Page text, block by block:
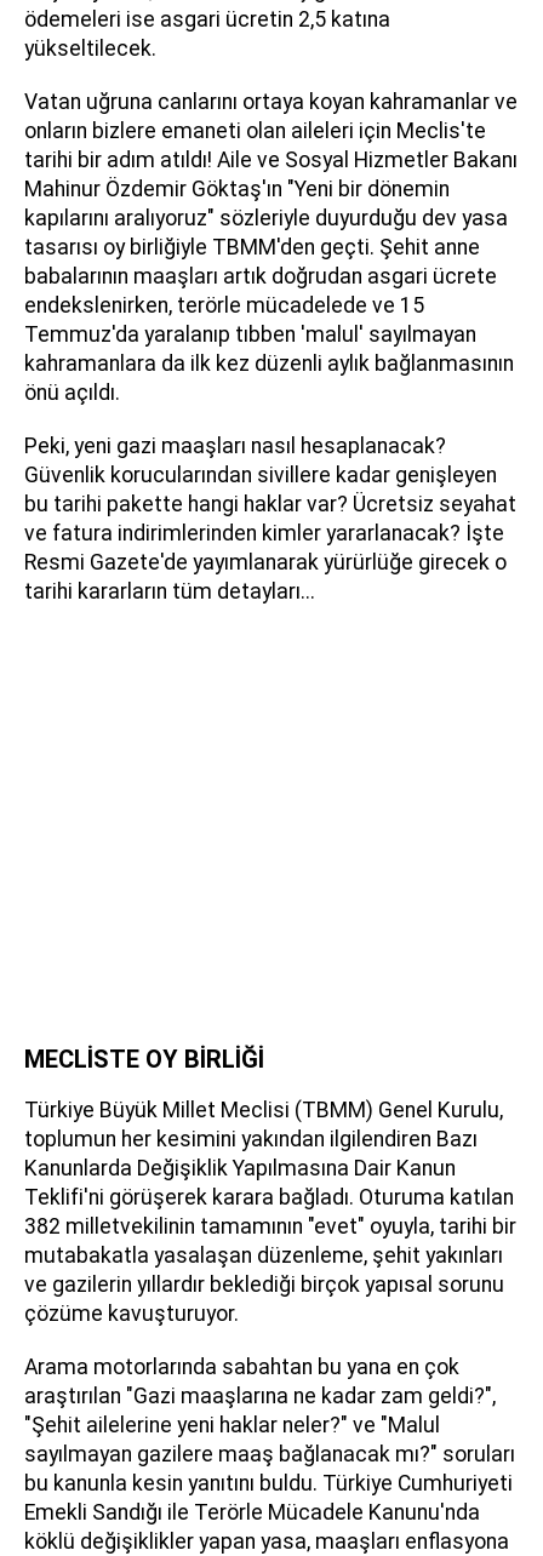
ödemeleri ise asgari ücretin 2,5 katına
yükseltilecek.
Vatan uğruna canlarını ortaya koyan kahramanlar ve
onların bizlere emaneti olan aileleri için Meclis'te
tarihi bir adım atıldı! Aile ve Sosyal Hizmetler Bakanı
Mahinur Özdemir Göktaş'ın "Yeni bir dönemin
kapılarını aralıyoruz" sözleriyle duyurduğu dev yasa
tasarısı oy birliğiyle TBMM'den geçti. Şehit anne
babalarının maaşları artık doğrudan asgari ücrete
endekslenirken, terörle mücadelede ve 15
Temmuz'da yaralanıp tıbben 'malul' sayılmayan
kahramanlara da ilk kez düzenli aylık bağlanmasının
önü açıldı.
Peki, yeni gazi maaşları nasıl hesaplanacak?
Güvenlik korucularından sivillere kadar genişleyen
bu tarihi pakette hangi haklar var? Ücretsiz seyahat
ve fatura indirimlerinden kimler yararlanacak? İşte
Resmi Gazete'de yayımlanarak yürürlüğe girecek o
tarihi kararların tüm detayları...
MECLİSTE OY BİRLİĞİ
Türkiye Büyük Millet Meclisi (TBMM) Genel Kurulu,
toplumun her kesimini yakından ilgilendiren Bazı
Kanunlarda Değişiklik Yapılmasına Dair Kanun
Teklifi'ni görüşerek karara bağladı. Oturuma katılan
382 milletvekilinin tamamının "evet" oyuyla, tarihi bir
mutabakatla yasalaşan düzenleme, şehit yakınları
ve gazilerin yıllardır beklediği birçok yapısal sorunu
çözüme kavuşturuyor.
Arama motorlarında sabahtan bu yana en çok
araştırılan "Gazi maaşlarına ne kadar zam geldi?",
"Şehit ailelerine yeni haklar neler?" ve "Malul
sayılmayan gazilere maaş bağlanacak mı?" soruları
bu kanunla kesin yanıtını buldu. Türkiye Cumhuriyeti
Emekli Sandığı ile Terörle Mücadele Kanunu'nda
köklü değişiklikler yapan yasa, maaşları enflasyona